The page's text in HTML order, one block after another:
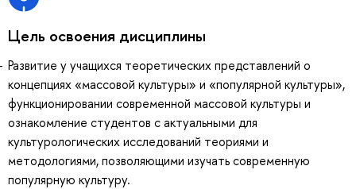
Цель освоения дисциплины
Развитие у учащихся теоретических представлений о
концепциях «массовой культуры» и «популярной культуры»,
функционировании современной массовой культуры и
ознакомление студентов с актуальными для
культурологических исследований теориями и
методологиями, позволяющими изучать современную
популярную культуру.